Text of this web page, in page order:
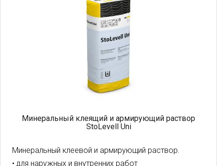
Минеральный клеящий и армирующий раствор
StoLevell Uni
Минеральный клеевой и армирующий раствор.
• для наружных и внутренних работ